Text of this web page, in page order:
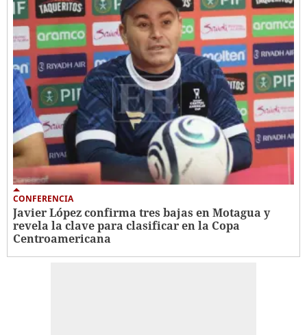
CONFERENCIA
Javier López confirma tres bajas en Motagua y
revela la clave para clasificar en la Copa
Centroamericana